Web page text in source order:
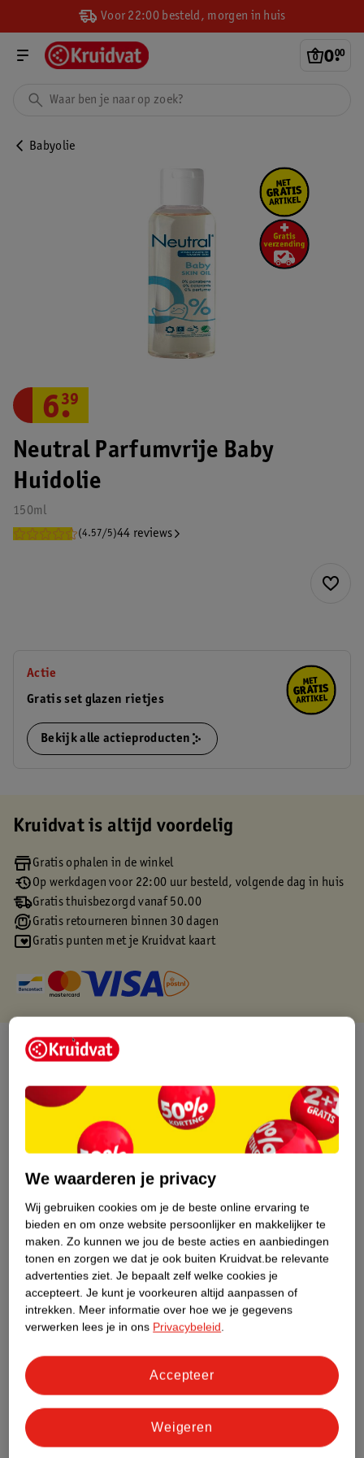
Voor 22:00 besteld, morgen in huis
0.
00
Babyolie
Neutral Parfumvrije Baby
Huidolie
150ml
(4.57/5)44 reviews
6.
39
Actie
Gratis set glazen rietjes
Bekijk alle actieproducten
Kruidvat is altijd voordelig
Gratis ophalen in de winkel
Op werkdagen voor 22:00 uur besteld, volgende dag in huis
Gratis thuisbezorgd vanaf 50.00
Gratis retourneren binnen 30 dagen
Gratis punten met je Kruidvat kaart
Over dit product
Productinformatie
Etiketinformatie
Nature Impact Score
Dit product heeft (nog) geen Nature
Impact Score.
Meer informatie
Bestel & Bezorginformatie
Bekijk ook
Hoe controleren wij de reviews?
We waarderen je privacy
Wij gebruiken cookies om je de beste online ervaring te
bieden en om onze website persoonlijker en makkelijker te
maken. Zo kunnen we jou de beste acties en aanbiedingen
tonen en zorgen we dat je ook buiten Kruidvat.be relevante
advertenties ziet. Je bepaalt zelf welke cookies je
accepteert. Je kunt je voorkeuren altijd aanpassen of
intrekken. Meer informatie over hoe we je gegevens
verwerken lees je in ons Privacybeleid.
Weigeren
Accepteer